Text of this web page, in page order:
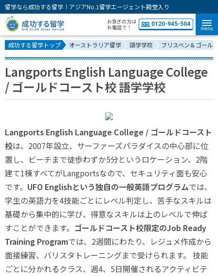
留学なら成功する留学｜アジアNo.1留学エージェント殿堂入り
お急ぎの方は
お電話で！
0120-945-504
menu
成功する留学トップ オーストラリア留学 語学学校 ブリスベン＆ゴール
Langports English Language College
/ ゴールドコースト校 語学学校
Langports English Language College / ゴールドコースト
校は、2007年設立、サーファーズパラダイスの中心部に位
置し、ビーチまで徒歩わずか5分というロケーション、2階
建て1棟すべてがLangportsなので、セキュリティ面も安心
です。 UFO Englishという独自の一般英語プログラムでは、
学生の英語力を4技能ごとにレベル判定し、苦手なスキルは
基礎から集中的に学び、得意なスキルは上のレベルで伸ば
すことができます。 ゴールドコースト校限定のJob Ready
Training Programでは、2週間にわたり、レジュメ作成から
面接練習、バリスタトレーニングまで受けられます。 技能
ごとに分かれるクラス、週4、5日開催されるアクティビテ